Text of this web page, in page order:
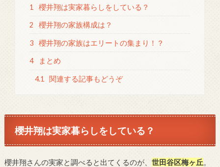
1 櫻井翔は実家暮らしをしている？
2 櫻井翔の家族構成は？
3 櫻井翔の家族はエリートの集まり！？
4 まとめ
4.1 関連する記事もどうぞ
櫻井翔は実家暮らしをしている？
櫻井翔さんの実家と調べると出てくるのが、 世田谷区梅ヶ丘。